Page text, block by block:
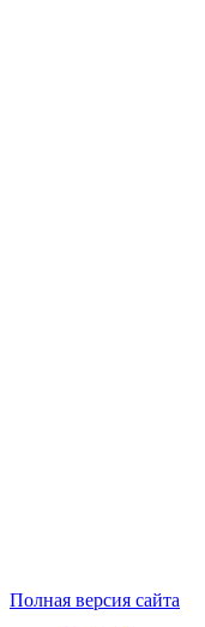
Полная версия сайта